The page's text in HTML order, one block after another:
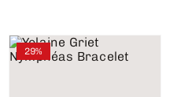
29%